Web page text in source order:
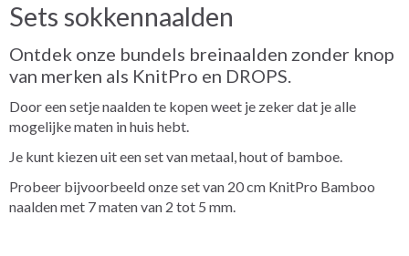
Sets sokkennaalden
Ontdek onze bundels breinaalden zonder knop
van merken als KnitPro en DROPS.
Door een setje naalden te kopen weet je zeker dat je alle
mogelijke maten in huis hebt.
Je kunt kiezen uit een set van metaal, hout of bamboe.
Probeer bijvoorbeeld onze set van 20 cm KnitPro Bamboo
naalden met 7 maten van 2 tot 5 mm.